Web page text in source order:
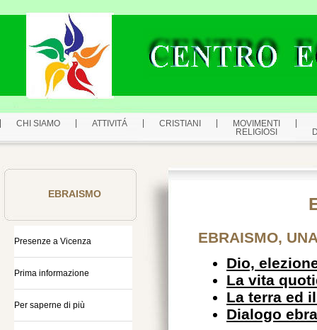
CHI SIAMO ATTIVITÁ CRISTIANI
MOVIMENTI
RELIGIOSI
EBRAISMO
Presenze a Vicenza
Prima informazione
Per saperne di più
EBRAISMO,
Dio,
La vita
La terra ed
Dialogo